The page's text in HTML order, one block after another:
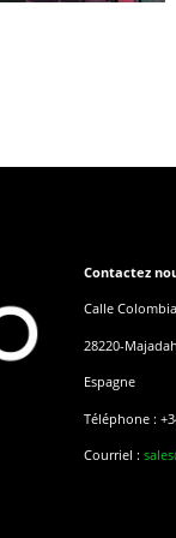
Contactez
Calle
28220-
Espagne
Téléphone :
Courriel :